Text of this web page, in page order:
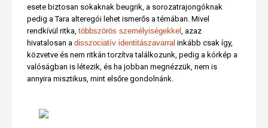
esete biztosan sokaknak beugrik, a sorozatrajongóknak
pedig a Tara alteregói lehet ismerős a témában. Mivel
rendkívül ritka, többszörös személyiségekkel , azaz
hivatalosan a disszociatív identitászavarral inkább csak így,
közvetve és nem ritkán torzítva találkozunk, pedig a kórkép a
valóságban is létezik, és ha jobban megnézzük, nem is
annyira misztikus, mint elsőre gondolnánk.